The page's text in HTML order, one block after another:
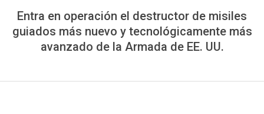
Entra en operación el destructor de misiles
guiados más nuevo y tecnológicamente más
avanzado de la Armada de EE. UU.